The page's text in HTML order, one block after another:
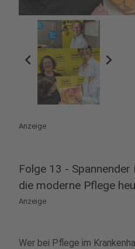
chevron_left chevron_right
Anzeige
Folge 13 -
die moderne Pflege
Anzeige
Wer bei Pflege im